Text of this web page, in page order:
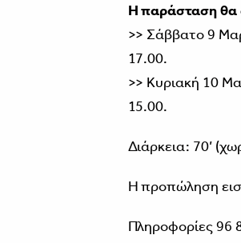
Η παράσταση θα
>> Σάββατο 9
17.00.
>> Κυριακή 10
15.00.
Διάρκεια: 70’
Η προπώληση
Πληροφορίες 96